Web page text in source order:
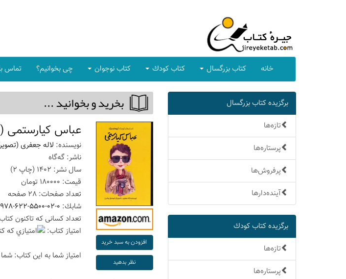
خانه كتاب بزرگسال كتاب كودك كتاب نوجوان چی بخوانیم؟ تماس
برگزیده كتاب بزرگسال
تازه‌ها
پرستاره‌ها
پرفروش‌ها
آینده‌دارها
برگزیده كتاب كودك
تازه‌ها
پرستاره‌ها
بخريد و بخوانيد ...
عباس کیارستمی
نویسنده: لاله جعفری
ناشر: گه‌گاه
سال نشر: 1402 (چاپ 2
)
قیمت: 180000 تومان
تعداد صفحات: 28 صفحه
شابك: 978-622-5500-02-0
تعداد كسانی كه تاكنون كتاب
امتیاز كتاب:
امتیاز شما به این كتاب: شما